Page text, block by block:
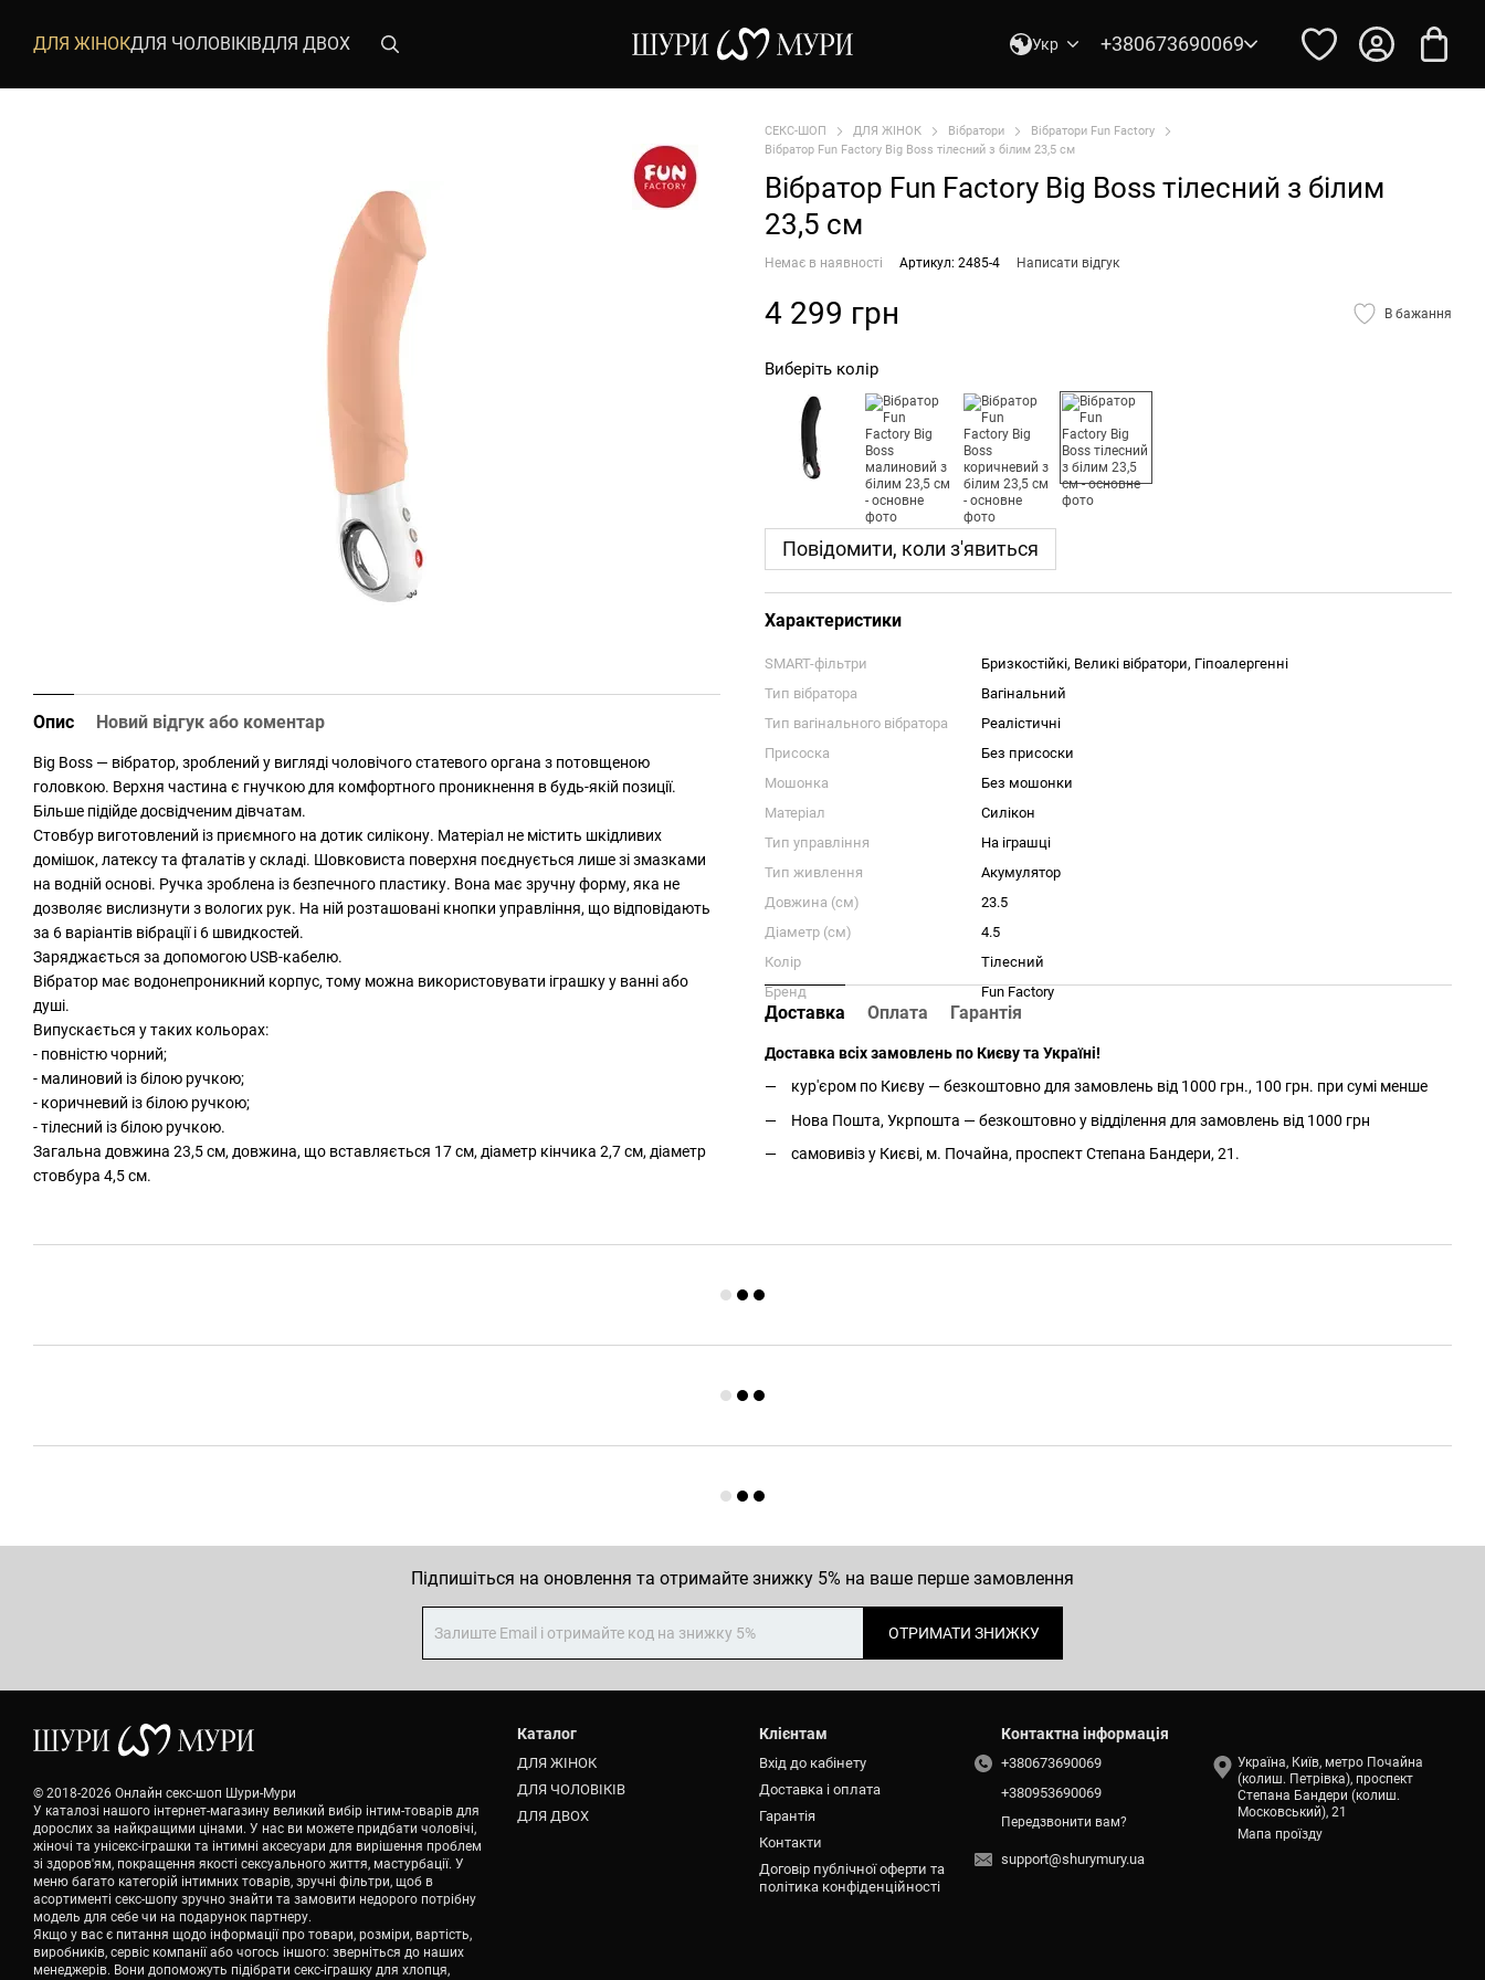
ДЛЯ ЖІНОКДЛЯ ЧОЛОВІКІВДЛЯ ДВОХ Укр +380673690069
Опис Новий відгук або коментар
Big Boss — вібратор, зроблений у вигляді чоловічого статевого органа з потовщеною
головкою. Верхня частина є гнучкою для комфортного проникнення в будь-якій позиції.
Більше підійде досвідченим дівчатам.
Стовбур виготовлений із приємного на дотик силікону. Матеріал не містить шкідливих
домішок, латексу та фталатів у складі. Шовковиста поверхня поєднується лише зі змазками
на водній основі. Ручка зроблена із безпечного пластику. Вона має зручну форму, яка не
дозволяє вислизнути з вологих рук. На ній розташовані кнопки управління, що відповідають
за 6 варіантів вібрації і 6 швидкостей.
Заряджається за допомогою USB-кабелю.
Вібратор має водонепроникний корпус, тому можна використовувати іграшку у ванні або
душі.
Випускається у таких кольорах:
- повністю чорний;
- малиновий із білою ручкою;
- коричневий із білою ручкою;
- тілесний із білою ручкою.
Загальна довжина 23,5 см, довжина, що вставляється 17 см, діаметр кінчика 2,7 см, діаметр
стовбура 4,5 см.
СЕКС-ШОП ДЛЯ ЖІНОК Вібратори
Вібратори Fun Factory
Вібратор Fun Factory Big Boss тілесний з білим 23,5 см
Вібратор Fun Factory Big Boss тілесний з білим
23,5 см
Немає в наявності Артикул: 2485-4 Написати відгук
4 299 грн В бажання
Виберіть колір
Повідомити, коли з'явиться
Характеристики
SMART-фільтри
Бризкостійкі, Великі вібратори, Гіпоалергенні
Тип вібратора
Вагінальний
Тип вагінального вібратора
Реалістичні
Присоска
Без присоски
Мошонка
Без мошонки
Матеріал
Силікон
Тип управління
На іграшці
Тип живлення
Акумулятор
Довжина (см)
23.5
Діаметр (см)
4.5
Колір
Тілесний
Бренд
Fun Factory
Доставка Оплата Гарантія
Доставка всіх замовлень по Києву та Україні!
кур'єром по Києву — безкоштовно для замовлень від 1000 грн., 100 грн. при сумі менше
Нова Пошта, Укрпошта — безкоштовно у відділення для замовлень від 1000 грн
самовивіз у Києві, м. Почайна, проспект Степана Бандери, 21.
Підпишіться на оновлення та отримайте знижку 5% на ваше перше замовлення
ОТРИМАТИ ЗНИЖКУ
© 2018-2026 Онлайн секс-шоп Шури-Мури
У каталозі нашого інтернет-магазину великий вибір інтим-товарів для
дорослих за найкращими цінами. У нас ви можете придбати чоловічі,
жіночі та унісекс-іграшки та інтимні аксесуари для вирішення проблем
зі здоров'ям, покращення якості сексуального життя, мастурбації. У
меню багато категорій інтимних товарів, зручні фільтри, щоб в
асортименті секс-шопу зручно знайти та замовити недорого потрібну
модель для себе чи на подарунок партнеру.
Якщо у вас є питання щодо інформації про товари, розміри, вартість,
виробників, сервіс компанії або чогось іншого: зверніться до наших
менеджерів. Вони допоможуть підібрати секс-іграшку для хлопця,
Каталог
ДЛЯ ЖІНОК
ДЛЯ ЧОЛОВІКІВ
ДЛЯ ДВОХ
Клієнтам
Вхід до кабінету
Доставка і оплата
Гарантія
Контакти
Договір публічної оферти та
політика конфіденційності
Контактна інформація
+380673690069
+380953690069
Передзвонити вам?
support@shurymury.ua
Україна, Київ, метро Почайна
(колиш. Петрівка), проспект
Степана Бандери (колиш.
Московський), 21
Мапа проїзду